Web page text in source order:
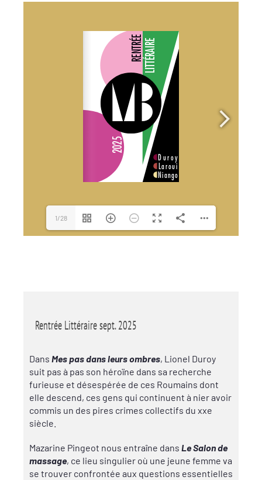
1/28
Rentrée Littéraire sept. 2025
Dans Mes pas dans leurs ombres, Lionel Duroy
suit pas à pas son héroïne dans sa recherche
furieuse et désespérée de ces Roumains dont
elle descend, ces gens qui continuent à nier avoir
commis un des pires crimes collectifs du xxe
siècle.
Mazarine Pingeot nous entraîne dans Le Salon de
massage, ce lieu singulier où une jeune femme va
se trouver confrontée aux questions essentielles